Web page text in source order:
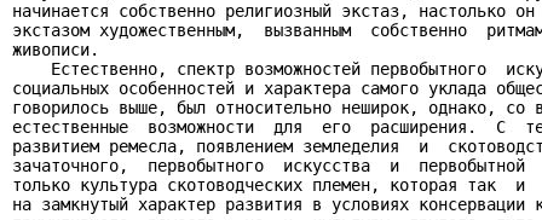
начинается собственно религиозный экстаз, настолько
экстазом художественным,  вызванным  собственно
живописи.
Естественно, спектр возможностей первобытного
социальных особенностей и характера самого уклада
говорилось выше, был относительно неширок, однако, со
естественные  возможности  для  его  расширения.  С
развитием ремесла, появлением земледелия  и
зачаточного,  первобытного  искусства  и  первобытной
только культура скотоводческих племен, которая так  и
на замкнутый характер развития в условиях